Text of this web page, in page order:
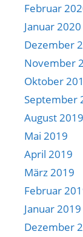
Februar
Januar 2020
Dezember
November
Oktober
September
August 2019
Mai 2019
April 2019
März 2019
Februar
Januar 2019
Dezember